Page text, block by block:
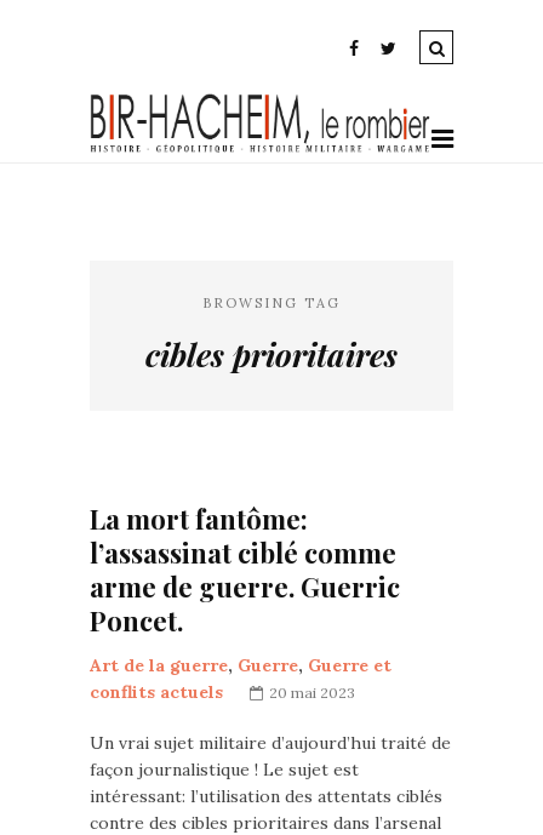
BROWSING TAG
cibles prioritaires
La mort fantôme:
l’assassinat ciblé comme
arme de guerre. Guerric
Poncet.
Art de la guerre, Guerre, Guerre et
conflits actuels
20 mai 2023
Un vrai sujet militaire d’aujourd’hui traité de
façon journalistique ! Le sujet est
intéressant: l’utilisation des attentats ciblés
contre des cibles prioritaires dans l’arsenal